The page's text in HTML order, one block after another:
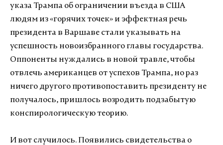
указа Трампа об ограничении въезда в США
людям из «горячих точек» и эффектная речь
президента в Варшаве стали указывать на
успешность новоизбранного главы государства.
Оппоненты нуждались в новой травле, чтобы
отвлечь американцев от успехов Трампа, но раз
ничего другого противопоставить президенту не
получалось, пришлось возродить подзабытую
конспирологическую теорию.
И вот случилось. Появились свидетельства о